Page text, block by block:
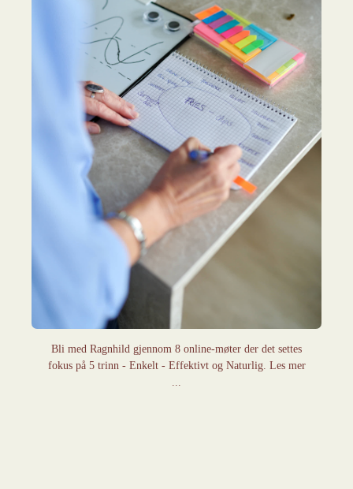
Bli med Ragnhild gjennom 8 online-møter der det settes
fokus på 5 trinn - Enkelt - Effektivt og Naturlig. Les mer